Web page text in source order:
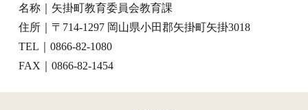
名称｜ 矢掛町教育委員会教育課
住所｜〒714-1297 岡山県小田郡矢掛町矢掛3018
TEL｜0866-82-1080
FAX｜0866-82-1454